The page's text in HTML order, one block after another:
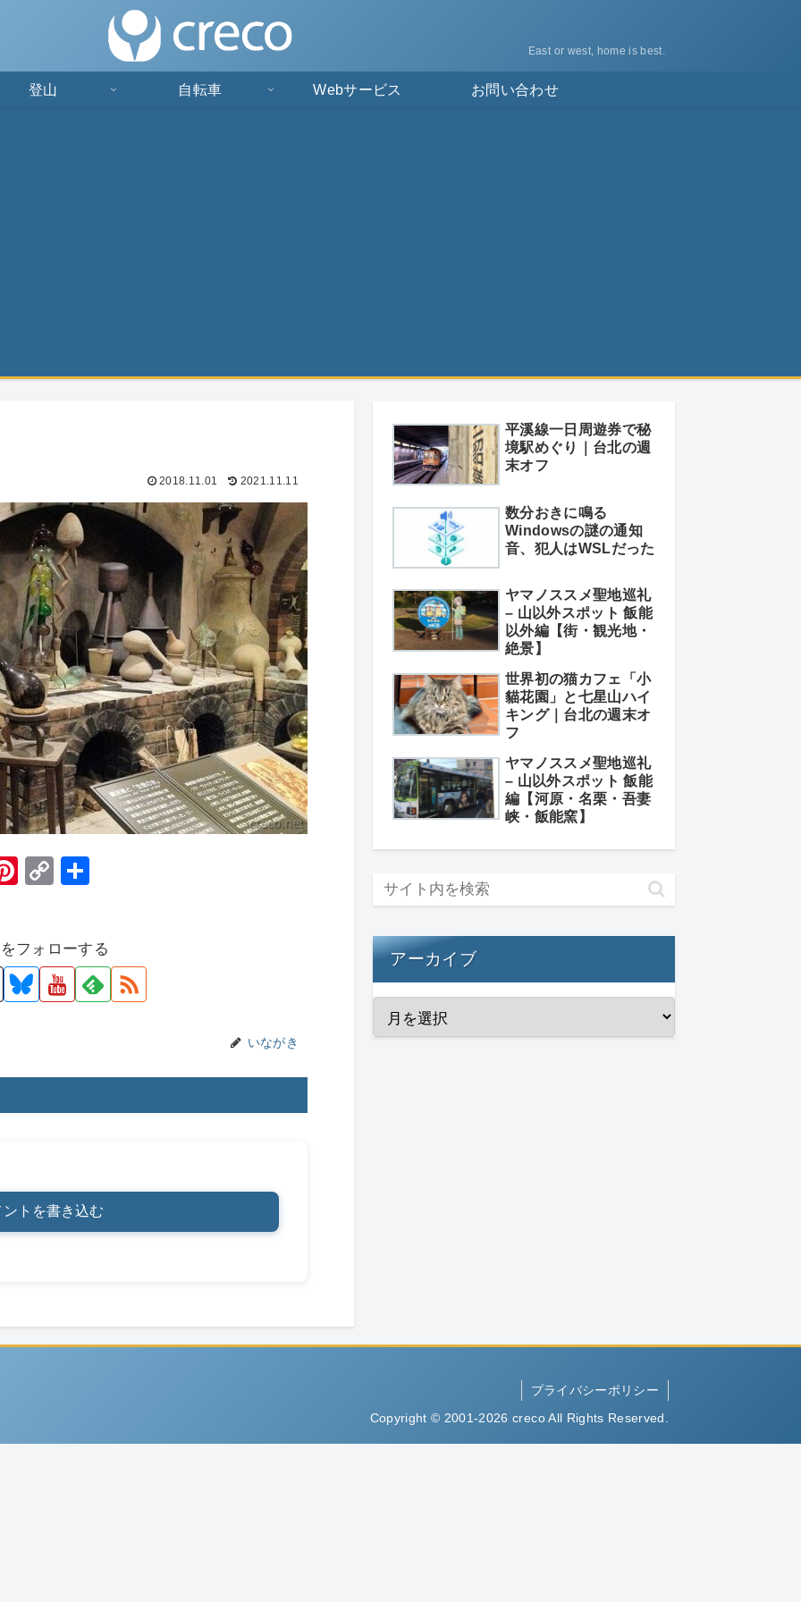
East or west, home is best.
登山 自転車 Webサービス お問い合わせ
2018.11.01 2021.11.11
Pi
e
st
C
y
Li
フォローする
いながき
ントを書き込む
平溪線一日周遊券で秘
境駅めぐり｜台北の週
末オフ
数分おきに鳴る
Windowsの謎の通知
音、犯人はWSLだった
ヤマノススメ聖地巡礼
– 山以外スポット 飯能
以外編【街・観光地・
絶景】
世界初の猫カフェ「小
貓花園」と七星山ハイ
キング｜台北の週末オ
フ
ヤマノススメ聖地巡礼
– 山以外スポット 飯能
編【河原・名栗・吾妻
峡・飯能窯】
アーカイブ
プライバシーポリシー
Copyright © 2001-2026 creco All Rights Reserved.